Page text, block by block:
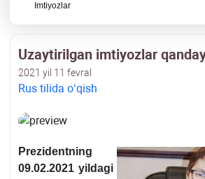
Imtiyozlar
Uzaytirilgan imtiyozlar
2021 yil 11 fevral
Rus tilida oʻqish
Prezidentning
09.02.2021 yildagi